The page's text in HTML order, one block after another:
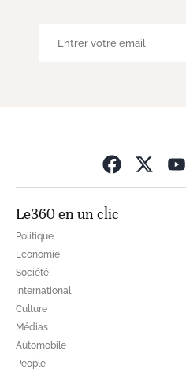
Le360 en un clic
Politique
Economie
Société
International
Culture
Médias
Automobile
People